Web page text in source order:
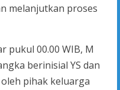
melanjutkan proses
pukul 00.00 WIB, M
berinisial YS dan
pihak keluarga